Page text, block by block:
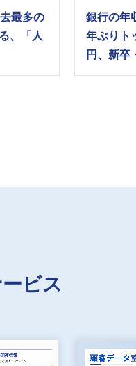
最多の
、「人
銀行の年
年ぶり
円、新卒
ビス